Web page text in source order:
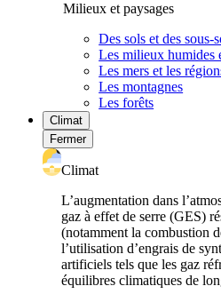
Milieux et paysages
Des sols et des sous-
Les milieux humides
Les mers et les
Les montagnes
Les forêts
Climat
Fermer
Climat
L’augmentation dans
gaz à effet de serre (GES)
(notamment la combustion
l’utilisation d’engrais de
artificiels tels que les gaz
équilibres climatiques de